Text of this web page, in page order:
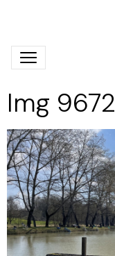
Img 9672